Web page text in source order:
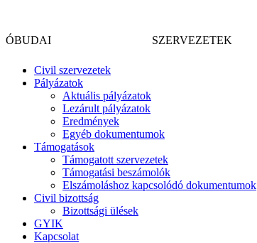
content
ÓBUDAI SZERVEZETEK
Civil szervezetek
Pályázatok
Aktuális pályázatok
Lezárult pályázatok
Eredmények
Egyéb dokumentumok
Támogatások
Támogatott szervezetek
Támogatási beszámolók
Elszámoláshoz kapcsolódó dokumentumok
Civil bizottság
Bizottsági ülések
GYIK
Kapcsolat